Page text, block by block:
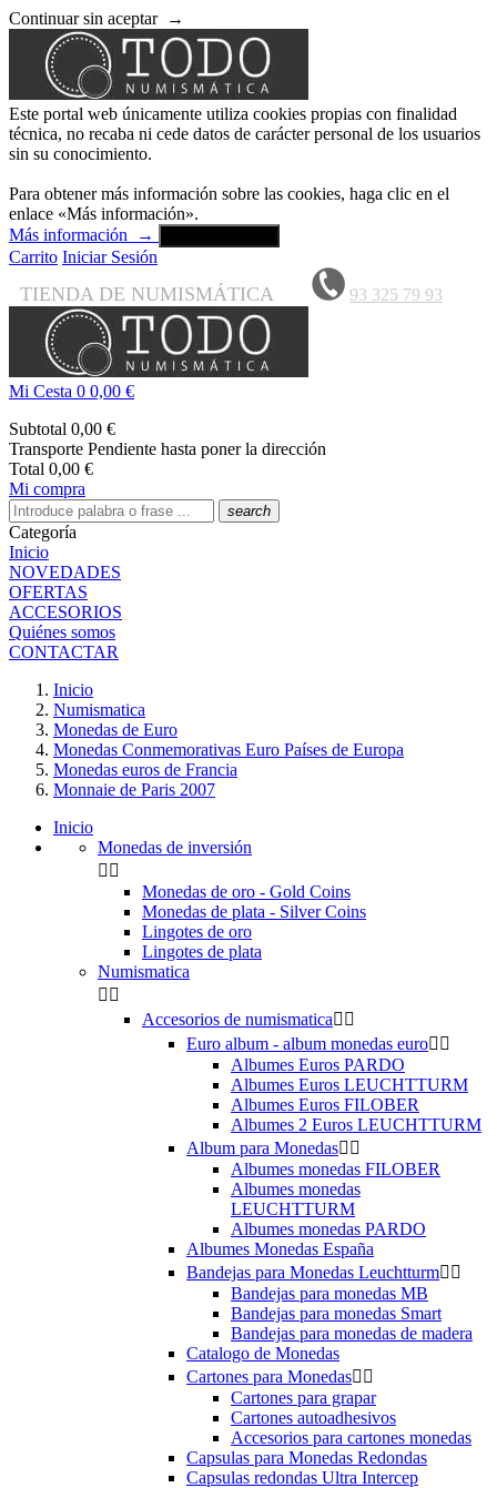
Continuar sin aceptar →
Este portal web únicamente utiliza cookies propias con finalidad
técnica, no recaba ni cede datos de carácter personal de los usuarios
sin su conocimiento.
Para obtener más información sobre las cookies, haga clic en el
enlace «Más información».
Más información
→
Carrito Iniciar Sesión
TIENDA DE NUMISMÁTICA 93 325 79 93
Mi Cesta 0 0,00 €
Subtotal 0,00 €
Transporte Pendiente hasta poner la dirección
Total 0,00 €
Mi compra
search
Categoría
Inicio
NOVEDADES
OFERTAS
ACCESORIOS
Quiénes somos
CONTACTAR
Inicio
Numismatica
Monedas de Euro
Monedas Conmemorativas Euro Países de Europa
Monedas euros de Francia
Monnaie de Paris 2007
Inicio
Monedas de inversión
 
Monedas de oro - Gold Coins
Monedas de plata - Silver Coins
Lingotes de oro
Lingotes de plata
Numismatica
 
Accesorios de numismatica 
Euro album - album monedas euro 
Albumes Euros PARDO
Albumes Euros LEUCHTTURM
Albumes Euros FILOBER
Albumes 2 Euros LEUCHTTURM
Album para Monedas 
Albumes monedas FILOBER
Albumes monedas
LEUCHTTURM
Albumes monedas PARDO
Albumes Monedas España
Bandejas para Monedas Leuchtturm 
Bandejas para monedas MB
Bandejas para monedas Smart
Bandejas para monedas de madera
Catalogo de Monedas
Cartones para Monedas 
Cartones para grapar
Cartones autoadhesivos
Accesorios para cartones monedas
Capsulas para Monedas Redondas
Capsulas redondas Ultra Intercep